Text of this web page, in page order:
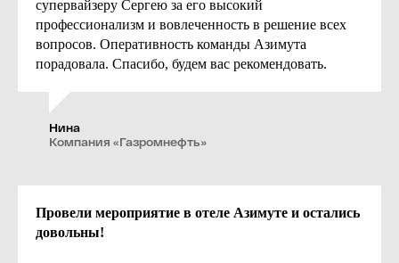
супервайзеру Сергею за его высокий
профессионализм и вовлеченность в решение всех
вопросов. Оперативность команды Азимута
порадовала. Спасибо, будем вас рекомендовать.
Нина
Компания «Газромнефть»
Провели мероприятие в отеле Азимуте и остались
довольны!
Санкт-Петербург,
Лермонтовский пр-т, д. 43/1,
литер А
Подписывайтесь на наш канал
и получайте скидки:
sales.eventspb@azimuthotels.com
Залы для мероприятий